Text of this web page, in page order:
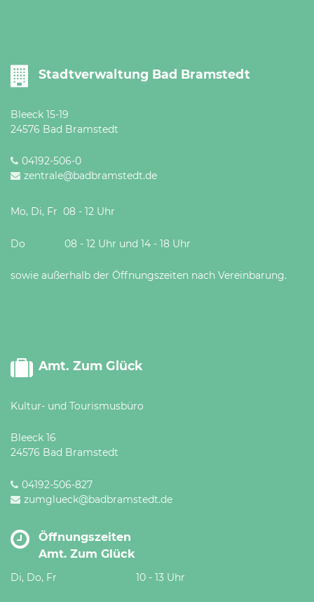
Stadtverwaltung Bad Bramstedt
Bleeck 15-19
24576 Bad Bramstedt
04192-506-0
zentrale@badbramstedt.de
Mo, Di, Fr 08 - 12 Uhr
Do 08 - 12 Uhr und 14 - 18 Uhr
sowie außerhalb der Öffnungszeiten nach Vereinbarung.
Amt. Zum Glück
Kultur- und Tourismusbüro
Bleeck 16
24576 Bad Bramstedt
04192-506-827
zumglueck@badbramstedt.de
Öffnungszeiten
Amt. Zum Glück
Di, Do, Fr 10 - 13 Uhr